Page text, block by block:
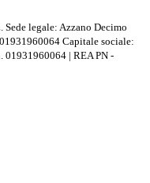
legale: Azzano Decimo
Capitale sociale:
01931960064 | REA PN -